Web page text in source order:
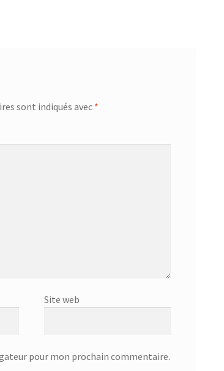
sont indiqués avec *
Site web
pour mon prochain commentaire.